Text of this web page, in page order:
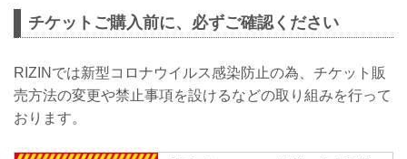
チケットご購入前に、必ずご確認ください
RIZINでは新型コロナウイルス感染防止の為、チケット販
売方法の変更や禁止事項を設けるなどの取り組みを行って
おります。